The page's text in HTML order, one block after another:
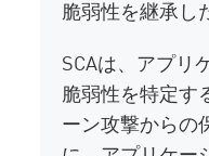
脆弱性を継承し
SCAは、アプリ
脆弱性を特定す
ーン攻撃からの